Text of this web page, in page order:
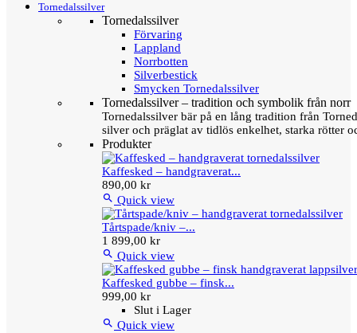
Tornedalssilver
Tornedalssilver
Förvaring
Lappland
Norrbotten
Silverbestick
Smycken Tornedalssilver
Tornedalssilver – tradition och symbolik från norr
Tornedalssilver bär på en lång tradition från
silver och präglat av tidlös enkelhet, starka rötter
Produkter
Kaffesked – handgraverat...
890,00 kr
 Quick view
Tårtspade/kniv –...
1 899,00 kr
 Quick view
Kaffesked gubbe – finsk...
999,00 kr
Slut i Lager
 Quick view